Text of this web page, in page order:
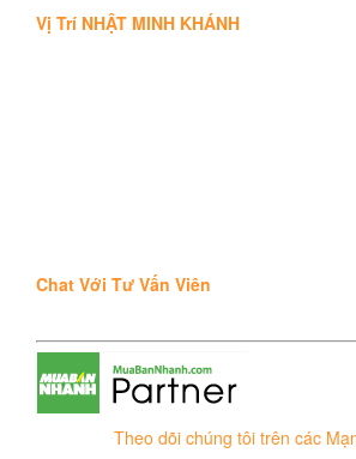
Vị Trí NHẬT MINH KHÁNH
Chat Với Tư Vấn Viên
Theo dõi chúng tôi trên các